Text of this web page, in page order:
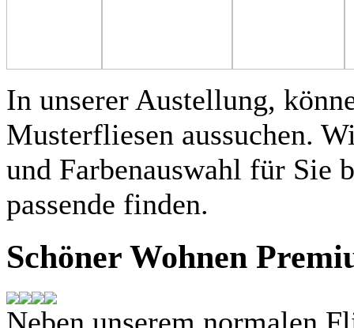
In unserer Austellung,
Musterfliesen aussuchen.
und Farbenauswahl für Sie
passende finden.
Schöner Wohnen
Neben unserem normalen